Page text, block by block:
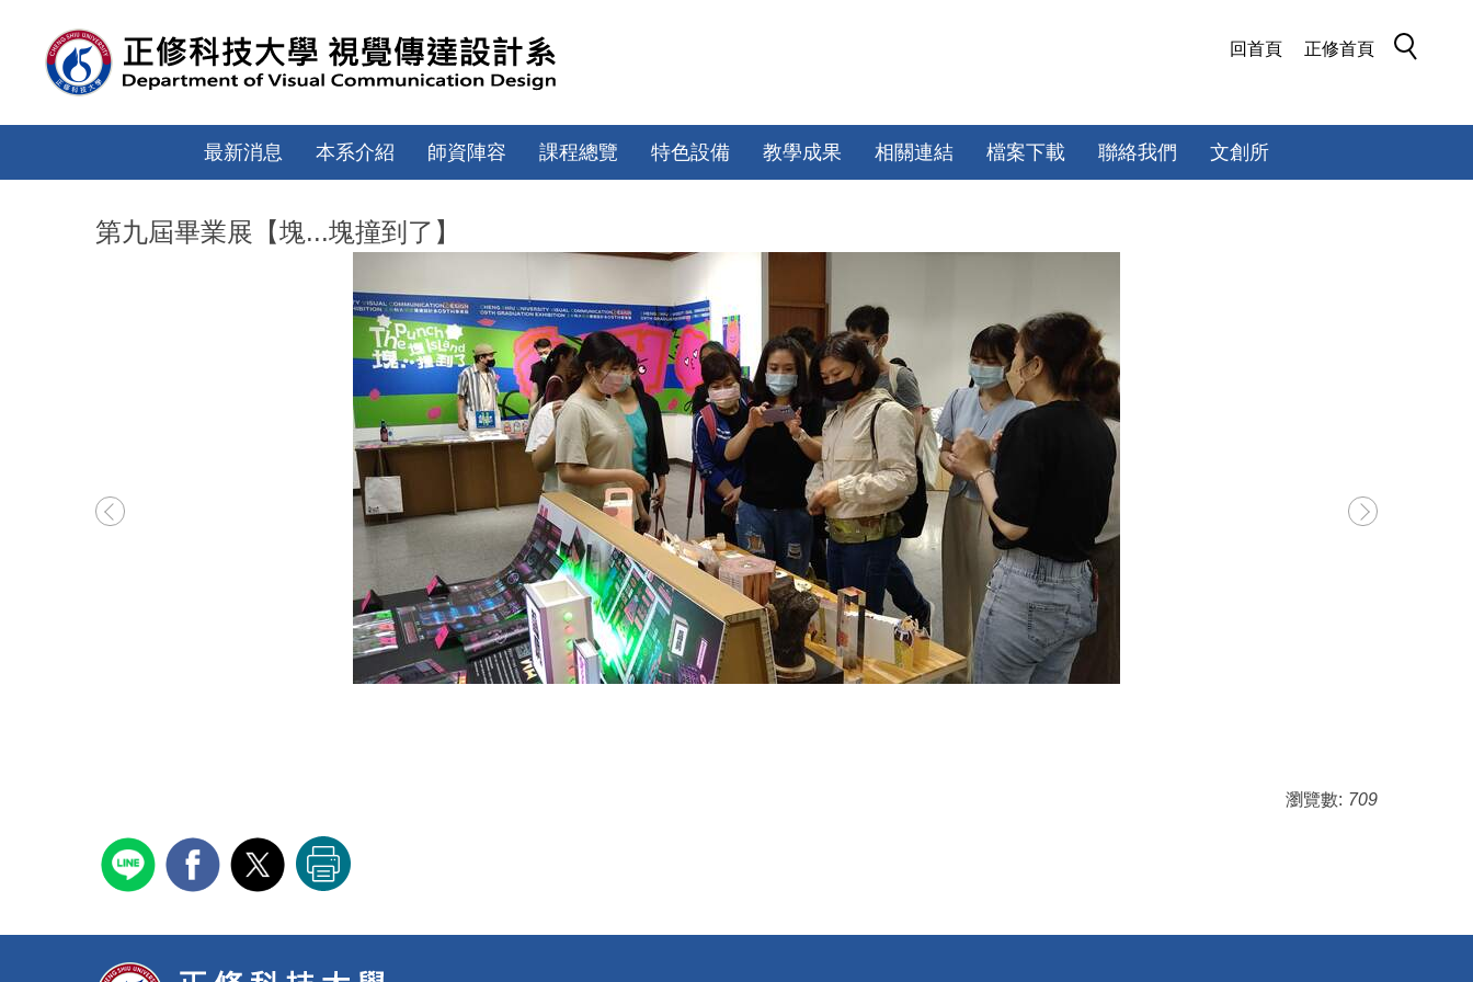
內
回首頁 正修首頁
最新消息 本系介紹 師資陣容 課程總覽 特色設備 教學成果 相關連結 檔案下載 聯絡我們 文創所
第九屆畢業展【塊...塊撞到了】
瀏覽數: 709